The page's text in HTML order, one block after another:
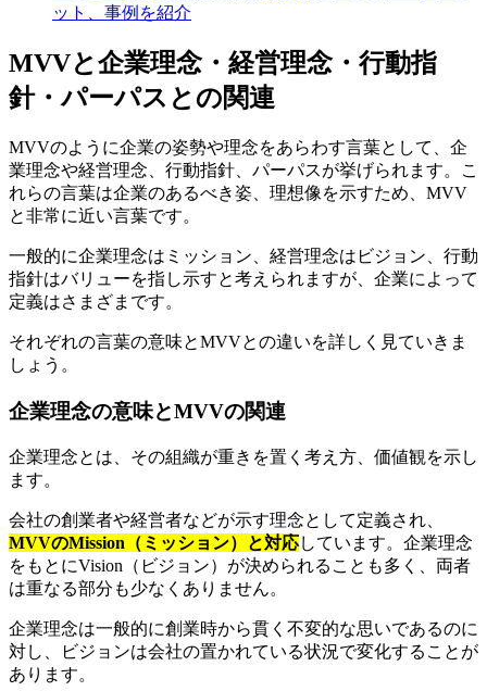
ット、事例を紹介
MVVと企業理念・経営理念・行動指
針・パーパスとの関連
MVVのように企業の姿勢や理念をあらわす言葉として、企
業理念や経営理念、行動指針、パーパスが挙げられます。こ
れらの言葉は企業のあるべき姿、理想像を示すため、MVV
と非常に近い言葉です。
一般的に企業理念はミッション、経営理念はビジョン、行動
指針はバリューを指し示すと考えられますが、企業によって
定義はさまざまです。
それぞれの言葉の意味とMVVとの違いを詳しく見ていきま
しょう。
企業理念の意味とMVVの関連
企業理念とは、その組織が重きを置く考え方、価値観を示し
ます。
会社の創業者や経営者などが示す理念として定義され、
MVVのMission（ミッション）と対応しています。企業理念
をもとにVision（ビジョン）が決められることも多く、両者
は重なる部分も少なくありません。
企業理念は一般的に創業時から貫く不変的な思いであるのに
対し、ビジョンは会社の置かれている状況で変化することが
あります。